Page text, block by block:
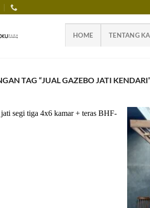
HOME TENTANG
TAG “JUAL GAZEBO JATI